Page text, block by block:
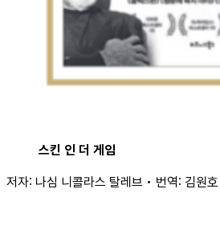
스킨 인 더 게임
저자: 나심 니콜라스 탈레브 • 번역: 김원